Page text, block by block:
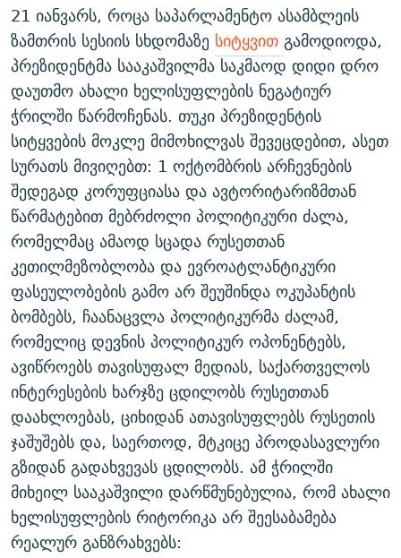
21 იანვარს, როცა საპარლამენტო ასამბლეის
ზამთრის სესიის სხდომაზე სიტყვითგამოდიოდა,
პრეზიდენტმა სააკაშვილმა საკმაოდ დიდი დრო
დაუთმო ახალი ხელისუფლების ნეგატიურ
ჭრილში წარმოჩენას. თუკი პრეზიდენტის
სიტყვების მოკლე მიმოხილვას შევეცდებით, ასეთ
სურათს მივიღებთ: 1 ოქტომბრის არჩევნების
შედეგად კორუფციასა და ავტორიტარიზმთან
წარმატებით მებრძოლი პოლიტიკური ძალა,
რომელმაც ამაოდ სცადა რუსეთთან
კეთილმეზობლობა და ევროატლანტიკური
ფასეულობების გამო არ შეუშინდა ოკუპანტის
ბომბებს, ჩაანაცვლა პოლიტიკურმა ძალამ,
რომელიც დევნის პოლიტიკურ ოპონენტებს,
ავიწროებს თავისუფალ მედიას, საქართველოს
ინტერესების ხარჯზე ცდილობს რუსეთთან
დაახლოებას, ციხიდან ათავისუფლებს რუსეთის
ჯაშუშებს და, საერთოდ, მტკიცე პროდასავლური
გზიდან გადახვევას ცდილობს. ამ ჭრილში
მიხეილ სააკაშვილი დარწმუნებულია, რომ ახალი
ხელისუფლების რიტორიკა არ შეესაბამება
რეალურ განზრახვებს: